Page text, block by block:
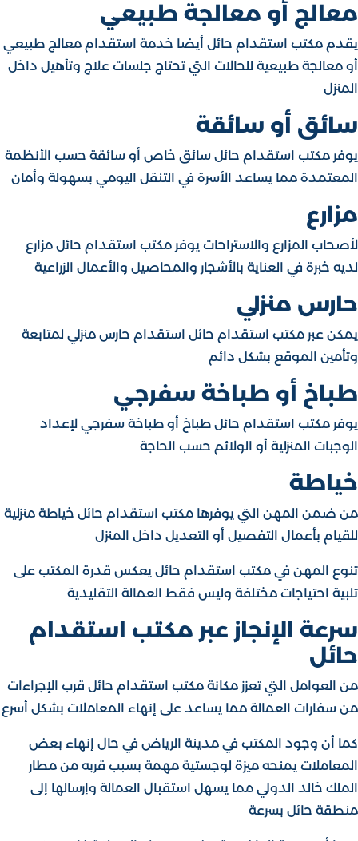
معالج أو معالجة طبيعي
يقدم مكتب استقدام حائل أيضا خدمة استقدام معالج طبيعي
أو معالجة طبيعية للحالات التي تحتاج جلسات علاج وتأهيل داخل
المنزل
سائق أو سائقة
يوفر مكتب استقدام حائل سائق خاص أو سائقة حسب الأنظمة
المعتمدة مما يساعد الأسرة في التنقل اليومي بسهولة وأمان
مزارع
لأصحاب المزارع والاستراحات يوفر مكتب استقدام حائل مزارع
لديه خبرة في العناية بالأشجار والمحاصيل والأعمال الزراعية
حارس منزلي
يمكن عبر مكتب استقدام حائل استقدام حارس منزلي لمتابعة
وتأمين الموقع بشكل دائم
طباخ أو طباخة سفرجي
يوفر مكتب استقدام حائل طباخ أو طباخة سفرجي لإعداد
الوجبات المنزلية أو الولائم حسب الحاجة
خياطة
من ضمن المهن التي يوفرها مكتب استقدام حائل خياطة منزلية
للقيام بأعمال التفصيل أو التعديل داخل المنزل
تنوع المهن في مكتب استقدام حائل يعكس قدرة المكتب على
تلبية احتياجات مختلفة وليس فقط العمالة التقليدية
سرعة الإنجاز عبر مكتب استقدام
حائل
من العوامل التي تعزز مكانة مكتب استقدام حائل قرب الإجراءات
من سفارات العمالة مما يساعد على إنهاء المعاملات بشكل أسرع
كما أن وجود المكتب في مدينة الرياض في حال إنهاء بعض
المعاملات يمنحه ميزة لوجستية مهمة بسبب قربه من مطار
الملك خالد الدولي مما يسهل استقبال العمالة وإرسالها إلى
منطقة حائل بسرعة